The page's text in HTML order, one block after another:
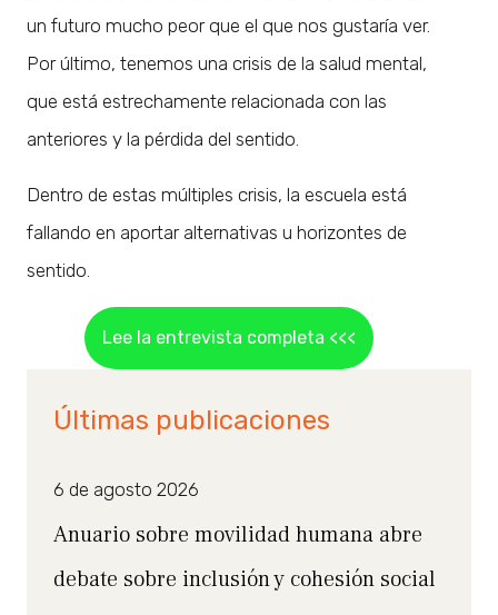
un futuro mucho peor que el que nos gustaría ver.
Por último, tenemos una crisis de la salud mental,
que está estrechamente relacionada con las
anteriores y la pérdida del sentido.
Dentro de estas múltiples crisis, la escuela está
fallando en aportar alternativas u horizontes de
sentido.
Lee la entrevista completa <<<
Últimas publicaciones
6 de agosto 2026
Anuario sobre movilidad humana abre
debate sobre inclusión y cohesión social